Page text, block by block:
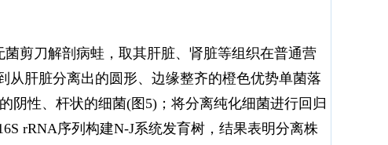
剪刀解剖病蛙，取其肝脏、肾脏等组织在普通营
肝脏分离出的圆形、边缘整齐的橙色优势单菌落
阴性、杆状的细菌(图5)；将分离纯化细菌进行回归
rRNA序列构建N-J系统发育树，结果表明分离株